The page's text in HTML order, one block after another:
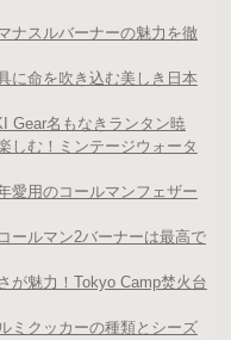
ナスルバーナーの魅力を徹
に命を吹き込む美しき日本
Gear名もなきランタン暁
しむ！ミンテージウォータ
愛用のコールマンフェザー
ールマン2バーナーは最高で
が魅力！Tokyo Camp焚火台
ミクッカーの種類とシーズ